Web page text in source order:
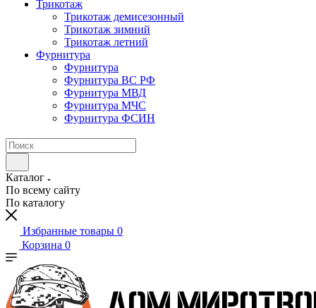
Трикотаж
Трикотаж демисезонный
Трикотаж зимний
Трикотаж летний
Фурнитура
Фурнитура
Фурнитура ВС РФ
Фурнитура МВД
Фурнитура МЧС
Фурнитура ФСИН
Каталог
По всему сайту
По каталогу
Избранные товары 0
Корзина 0